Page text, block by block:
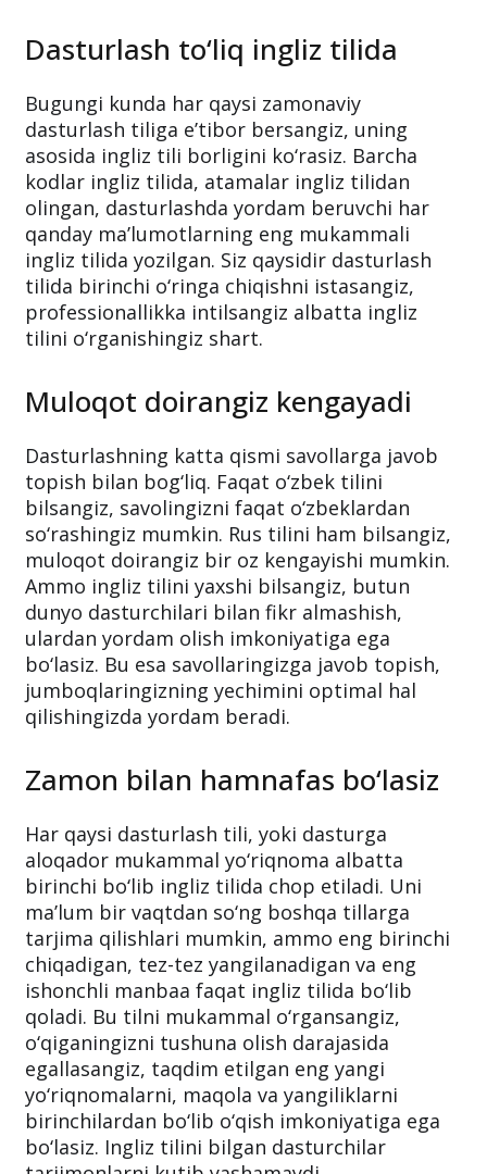
Dasturlash to‘liq ingliz tilida
Bugungi kunda har qaysi zamonaviy
dasturlash tiliga e’tibor bersangiz, uning
asosida ingliz tili borligini ko‘rasiz. Barcha
kodlar ingliz tilida, atamalar ingliz tilidan
olingan, dasturlashda yordam beruvchi har
qanday ma’lumotlarning eng mukammali
ingliz tilida yozilgan. Siz qaysidir dasturlash
tilida birinchi o‘ringa chiqishni istasangiz,
professionallikka intilsangiz albatta ingliz
tilini o‘rganishingiz shart.
Muloqot doirangiz kengayadi
Dasturlashning katta qismi savollarga javob
topish bilan bog‘liq. Faqat o‘zbek tilini
bilsangiz, savolingizni faqat o‘zbeklardan
so‘rashingiz mumkin. Rus tilini ham bilsangiz,
muloqot doirangiz bir oz kengayishi mumkin.
Ammo ingliz tilini yaxshi bilsangiz, butun
dunyo dasturchilari bilan fikr almashish,
ulardan yordam olish imkoniyatiga ega
bo‘lasiz. Bu esa savollaringizga javob topish,
jumboqlaringizning yechimini optimal hal
qilishingizda yordam beradi.
Zamon bilan hamnafas bo‘lasiz
Har qaysi dasturlash tili, yoki dasturga
aloqador mukammal yo‘riqnoma albatta
birinchi bo‘lib ingliz tilida chop etiladi. Uni
ma’lum bir vaqtdan so‘ng boshqa tillarga
tarjima qilishlari mumkin, ammo eng birinchi
chiqadigan, tez-tez yangilanadigan va eng
ishonchli manbaa faqat ingliz tilida bo‘lib
qoladi. Bu tilni mukammal o‘rgansangiz,
o‘qiganingizni tushuna olish darajasida
egallasangiz, taqdim etilgan eng yangi
yo‘riqnomalarni, maqola va yangiliklarni
birinchilardan bo‘lib o‘qish imkoniyatiga ega
bo‘lasiz. Ingliz tilini bilgan dasturchilar